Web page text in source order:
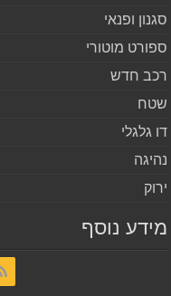
ופנאי
מוטורי
חדש
גלגלי
נוסף